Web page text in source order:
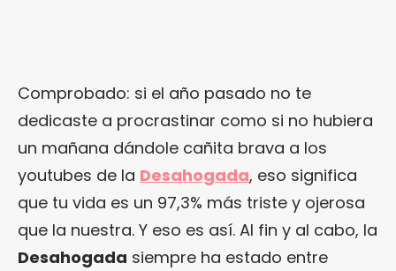
Comprobado: si el año pasado no te
dedicaste a procrastinar como si no hubiera
un mañana dándole cañita brava a los
youtubes de la Desahogada, eso significa
que tu vida es un 97,3% más triste y ojerosa
que la nuestra. Y eso es así. Al fin y al cabo, la
Desahogada siempre ha estado entre